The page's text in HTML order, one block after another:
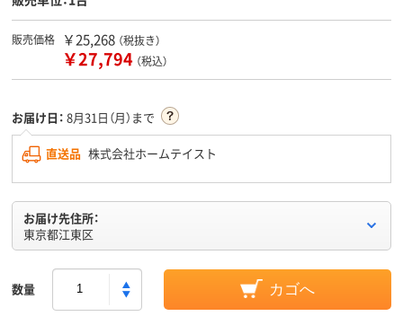
販売価格 ￥25,268 （税抜き）
￥27,794 （税込）
お届け日： 8月31日（月）まで
直送品 株式会社ホームテイスト
お届け先住所：
東京都江東区
数量 カゴへ